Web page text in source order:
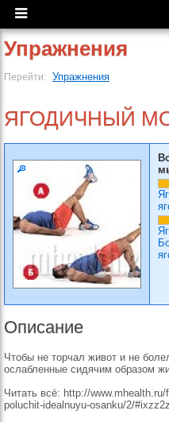
Упражнения
Перейти: Упражнения
ЯГОДИЧНЫЙ
Описание
Чтобы не торчал живот и не
ослабленные сидячим образом
Читать всё: http://
poluchit-idealnuyu-osanku/2/